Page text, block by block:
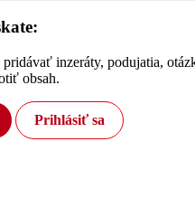
inzeráty, podujatia,
obsah.
Prihlásiť sa